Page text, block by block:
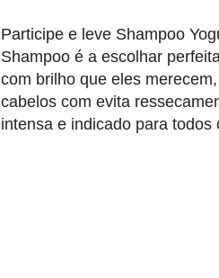
Participe e leve Shampoo
Shampoo é a escolhar
com brilho que eles
cabelos com evita
intensa e indicado para todos